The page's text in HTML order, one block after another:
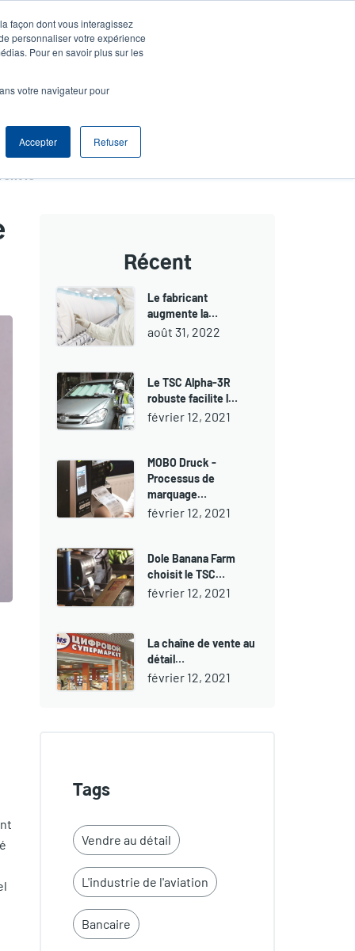
façon dont vous interagissez
personnaliser votre expérience
Pour en savoir plus sur les
votre navigateur pour
Accepter Refuser
User
S'identifier S'enregistrer
Les imprimantes de codes-barres TSC accélèrent le traitement des bagages dans les aéroports
Récent
Le fabricant
augmente la…
août 31, 2022
Le TSC Alpha-3R
robuste facilite l…
février 12, 2021
MOBO Druck -
Processus de
marquage…
février 12, 2021
Dole Banana Farm
choisit le TSC…
février 12, 2021
La chaîne de vente au
détail…
février 12, 2021
Tags
Vendre au détail
L'industrie de l'aviation
Bancaire